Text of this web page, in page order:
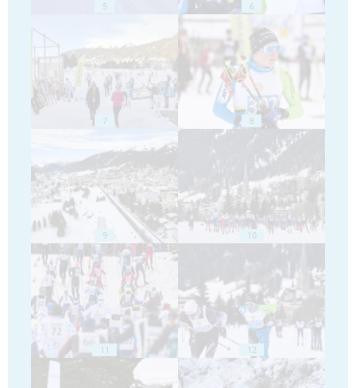
5 6
7 8
9 10
11 12